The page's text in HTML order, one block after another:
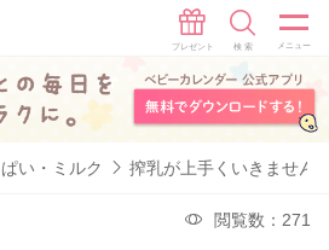
い・ミルク 搾乳が上手くいきません
閲覧数：271